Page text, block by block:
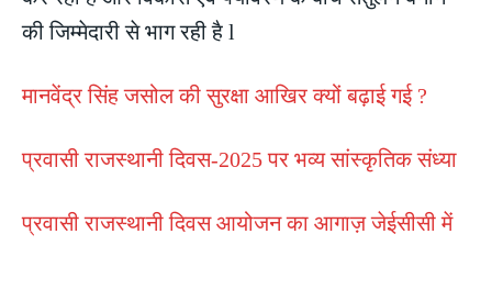
की जिम्मेदारी से भाग रही है l
मानवेंद्र सिंह जसोल की सुरक्षा आखिर क्यों बढ़ाई गई ?
प्रवासी राजस्थानी दिवस-2025 पर भव्य सांस्कृतिक संध्या
प्रवासी राजस्थानी दिवस आयोजन का आगाज़ जेईसीसी में